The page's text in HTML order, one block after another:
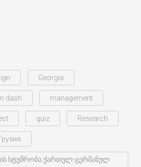
Georgia
dash management
quiz Research
სტუმრობა ქართულ-გერმანულ